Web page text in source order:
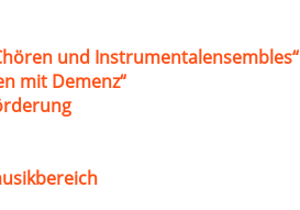
und Instrumentalensembles“
mit Demenz“